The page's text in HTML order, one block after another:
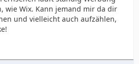
wie Wix. Kann jemand mir da dir
und vielleicht auch aufzählen,